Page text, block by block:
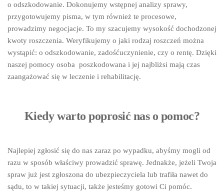
o odszkodowanie. Dokonujemy wstępnej analizy sprawy,
przygotowujemy pisma, w tym również te procesowe,
prowadzimy negocjacje. To my szacujemy wysokość dochodzonej
kwoty roszczenia. Weryfikujemy o jaki rodzaj roszczeń można
wystąpić: o odszkodowanie, zadośćuczynienie, czy o rentę. Dzięki
naszej pomocy osoba poszkodowana i jej najbliżsi mają czas
zaangażować się w leczenie i rehabilitację.
Kiedy warto poprosić nas o pomoc?
Najlepiej zgłosić się do nas zaraz po wypadku, abyśmy mogli od
razu w sposób właściwy prowadzić sprawę. Jednakże, jeżeli Twoja
spraw już jest zgłoszona do ubezpieczyciela lub trafiła nawet do
sądu, to w takiej sytuacji, także jesteśmy gotowi Ci pomóc.